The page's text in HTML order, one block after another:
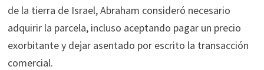
de la tierra de Israel, Abraham consideró necesario
adquirir la parcela, incluso aceptando pagar un precio
exorbitante y dejar asentado por escrito la transacción
comercial.